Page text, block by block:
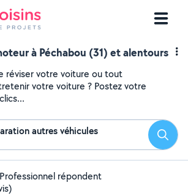
à Péchabou (31) et alentours
réviser votre voiture ou tout
votre voiture ? Postez votre
autres véhicules
répondent